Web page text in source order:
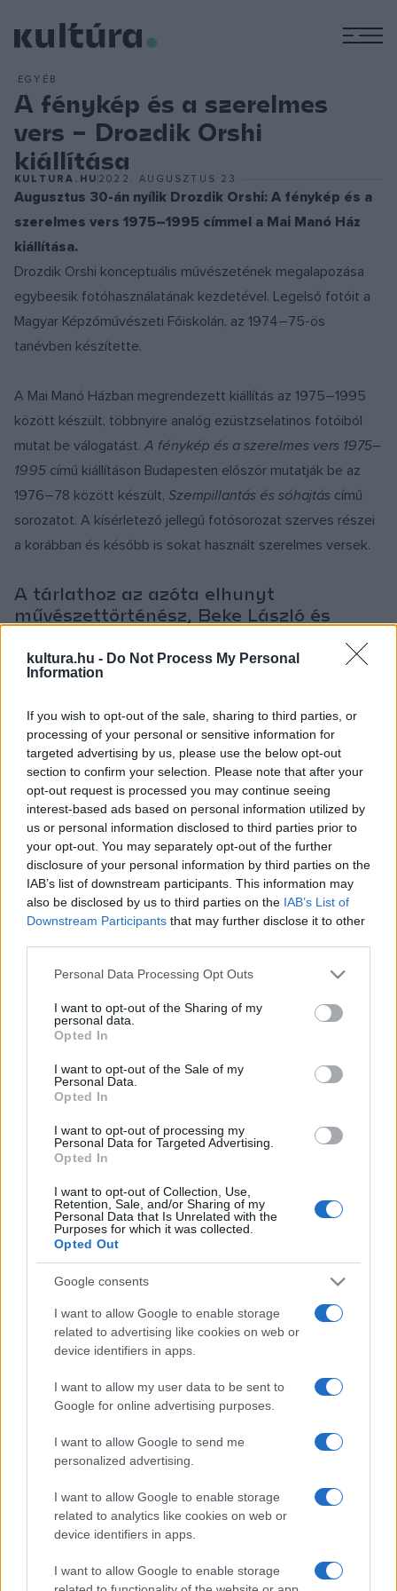
kultura.hu - Do Not Process My Personal
Information
If you wish to opt-out of the sale, sharing to third parties, or
processing of your personal or sensitive information for
targeted advertising by us, please use the below opt-out
section to confirm your selection. Please note that after your
opt-out request is processed you may continue seeing
interest-based ads based on personal information utilized by
us or personal information disclosed to third parties prior to
your opt-out. You may separately opt-out of the further
disclosure of your personal information by third parties on the
IAB’s list of downstream participants. This information may
also be disclosed by us to third parties on the IAB’s List of
Downstream Participants that may further disclose it to other
Please note that this website/app uses one or more Google
not limited to your visit or usage behaviour. You may click to
grant or deny consent to Google and its third-party tags to
use your data for below specified purposes in below Google
consent section.
Personal Data Processing Opt Outs
I want to opt-out of the Sharing of my
personal data.
Opted In
I want to opt-out of the Sale of my
Personal Data.
Opted In
I want to opt-out of processing my
Personal Data for Targeted Advertising.
Opted In
I want to opt-out of Collection, Use,
Retention, Sale, and/or Sharing of my
Personal Data that Is Unrelated with the
Purposes for which it was collected.
Opted Out
Google consents
I want to allow Google to enable storage
related to advertising like cookies on web or
device identifiers in apps.
I want to allow my user data to be sent to
Google for online advertising purposes.
I want to allow Google to send me
personalized advertising.
I want to allow Google to enable storage
related to analytics like cookies on web or
device identifiers in apps.
I want to allow Google to enable storage
EGYÉB
A fénykép és a szerelmes
vers – Drozdik Orshi
kiállítása
KULTURA.HU 2022. AUGUSZTUS 23.
Augusztus 30-án nyílik Drozdik Orshi: A fénykép és a
szerelmes vers 1975–1995 címmel a Mai Manó Ház
kiállítása.
Drozdik Orshi konceptuális művészetének megalapozása
egybeesik fotóhasználatának kezdetével. Legelső fotóit a
Magyar Képzőművészeti Főiskolán, az 1974–75-ös
tanévben készítette.
A Mai Manó Házban megrendezett kiállítás az 1975–1995
között készült, többnyire analóg ezüstzselatinos fotóiból
mutat be válogatást.A fénykép és a szerelmes vers 1975–
1995 című kiállításon Budapesten először mutatják be az
1976–78 között készült, Szempillantás és sóhajtás című
sorozatot. A kísérletező jellegű fotósorozat szerves részei
a korábban és később is sokat használt szerelmes versek.
A tárlathoz az azóta elhunyt
művészettörténész, Beke László és
és a művész beszélgetését rögzítő
videófelvételek készültek.
A kiállítás alkalmából húsz év fotómunkáit bemutató, 320
oldalas reprezentatív könyv jelenik meg a Magyar
Fotográfusok Háza – Mai Manó Ház kiadásában.
Drozdik Orshi 1970–77 között a Magyar Képzőművészeti
Főiskola (ma egyetem) hallgatója volt, 1978-ban
Amszterdamba, majd 1981-ban New Yorkba költözött, de
részt vett a hazai kiállítási életben. Az 1980–90-es években
tevékenysége az USA-ra koncentrálódott, 1983-tól
rendszeresen szerepelt egyéni és csoportos kiállításokon
New Yorkban. 1998-banSétáló agyak. Kortárs feminista
diskurzus
címmel tanulmánykötetet szerkeszett, amely a
Kijárat Kiadó gondozásában jelent meg. 2001-ben
tevékenységét a budapesti Ludwig Múzeumban. 2003-ban
Munkácsy-díjat kapott. DLA-dolgozatát (2003) a Gondolat
Individuális mitológia – Konceptuálistól a
posztmodernigcímmel adta ki 2006-ban.
2005 és 2015 között a Magyar Képzőművészeti Egyetem
habilitált egyetemi tanára volt, előtte számos nemzetközi
egyetemen – többek között a University of California San
Diegón és a New York University-n – oktatott. 2011–2012-
rendezett egyéni kiállítást. Nemzetközileg is elismert
művészete, több mint 80 egyéni és 160 csoportos kiállítása
szempontból is igen sokrétű:
festészet, rajz, sokszorosító grafika, szobrászat, fotó,
installáció, videó, performansz, költészet, irodalmi és
elméleti szöveg, könyvszerkesztés műfajaiban alkot, de a
fotó 1975-től máig fontos szerepet tölt be művészetében.